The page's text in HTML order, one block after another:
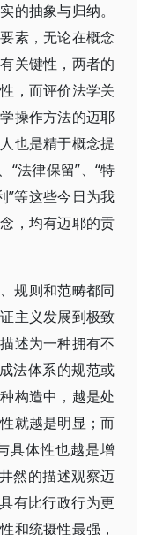
的抽象与归纳。
素，无论在概念
关键性，两者的
，而评价法学关
操作方法的迈耶
也是精于概念提
“法律保留”、“特
”等这些今日为我
，均有迈耶的贡
规则和范畴都同
主义发展到极致
述为一种拥有不
法体系的规范或
构造中，越是处
就越是明显；而
具体性也越是增
然的描述观察迈
有比行政行为更
和统摄性最强，